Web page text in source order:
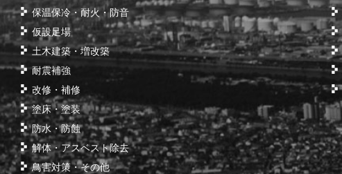
保温保冷・耐火・防音
仮設足場
土木建築・増改築
耐震補強
改修・補修
塗床・塗装
防水・防蝕
解体・アスベスト除去
鳥害対策・その他